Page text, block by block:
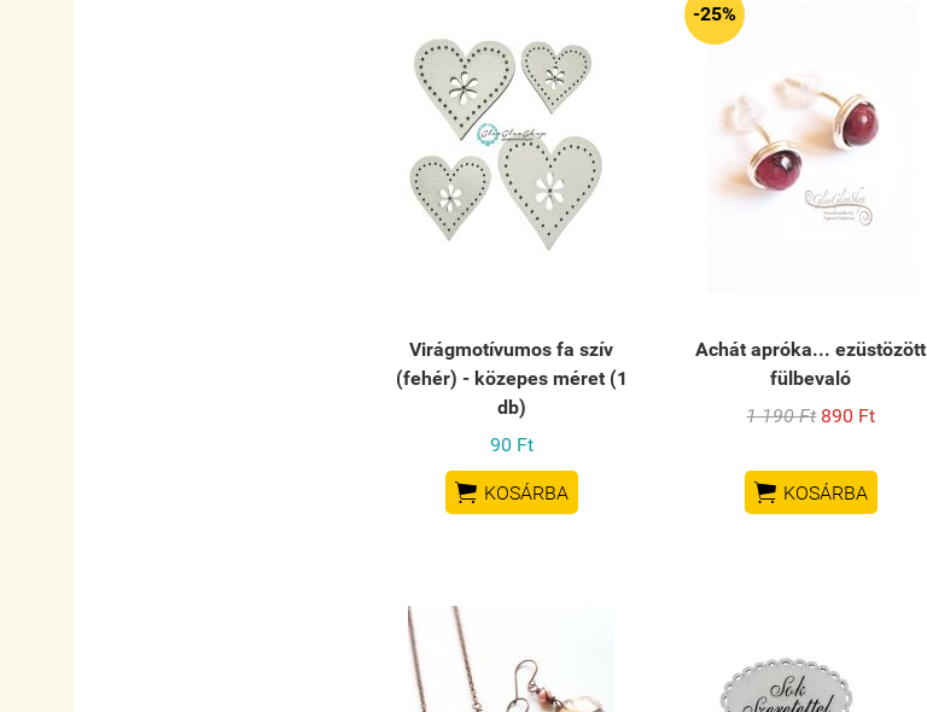
Virágmotívumos fa szív
(fehér) - közepes méret (1
db)
90 Ft
 KOSÁRBA
-25%
Achát apróka... ezüstözött
fülbevaló
1 190 Ft 890 Ft
 KOSÁRBA